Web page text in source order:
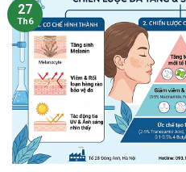
27
Th6